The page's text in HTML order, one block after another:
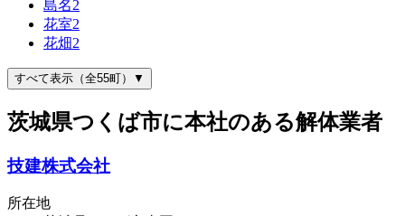
島名2
花室2
花畑2
すべて表示（全55町）▼
茨城県つくば市に本社のある解体業者
技建株式会社
所在地